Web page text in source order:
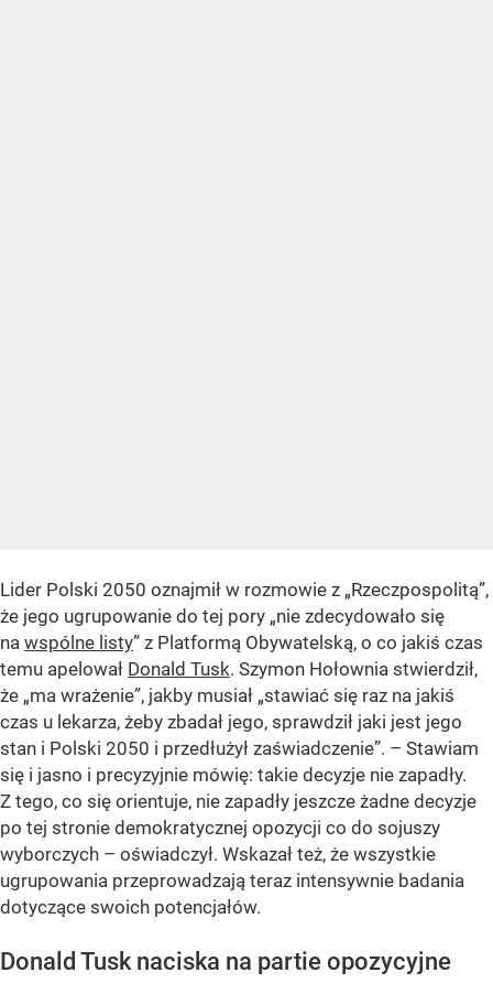
Lider Polski 2050 oznajmił w rozmowie z „Rzeczpospolitą”,
że jego ugrupowanie do tej pory „nie zdecydowało się
na wspólne listy” z Platformą Obywatelską, o co jakiś czas
temu apelował Donald Tusk. Szymon Hołownia stwierdził,
że „ma wrażenie”, jakby musiał „stawiać się raz na jakiś
czas u lekarza, żeby zbadał jego, sprawdził jaki jest jego
stan i Polski 2050 i przedłużył zaświadczenie”. – Stawiam
się i jasno i precyzyjnie mówię: takie decyzje nie zapadły.
Z tego, co się orientuje, nie zapadły jeszcze żadne decyzje
po tej stronie demokratycznej opozycji co do sojuszy
wyborczych – oświadczył. Wskazał też, że wszystkie
ugrupowania przeprowadzają teraz intensywnie badania
dotyczące swoich potencjałów.
Donald Tusk naciska na partie opozycyjne